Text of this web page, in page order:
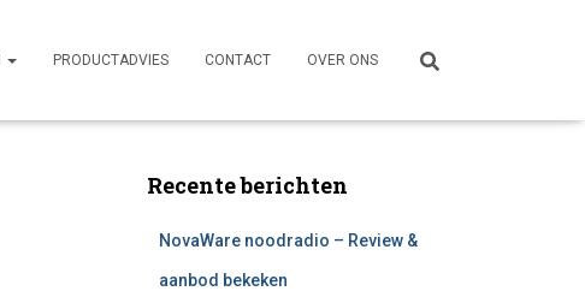
PRODUCTADVIES CONTACT OVER ONS
Recente berichten
NovaWare noodradio – Review &
aanbod bekeken